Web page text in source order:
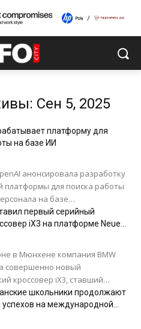
Сен 5, 2025
платформу для
на базе ИИ
анонсировала разработку
платформы для поиска работы
на базе
интеллекта. Подобная
стать конкурентом сети
контактов...
первый серийный
iX3 на платформе Neue
в Мюнхене компания BMW
совершенно новый
кроссовер iX3, ставший
моделью на платформе
Она должна стать основой...
школьники продолжают
успехов на международной
Azercell